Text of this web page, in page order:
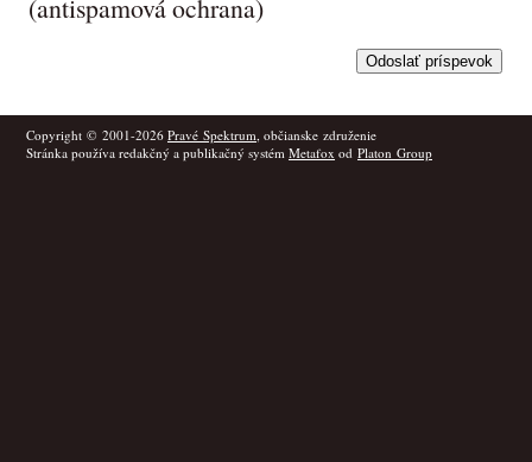
(antispamová ochrana)
Copyright © 2001-2026 Pravé Spektrum, občianske združenie
Stránka používa redakčný a publikačný systém Metafox od Platon Group